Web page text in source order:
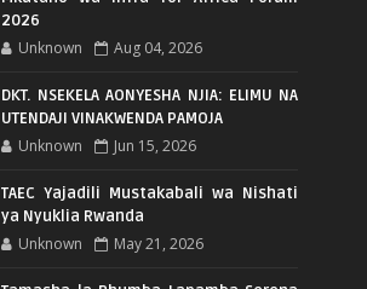
2026
Unknown Aug 04, 2026
DKT. NSEKELA AONYESHA NJIA: ELIMU NA
UTENDAJI VINAKWENDA PAMOJA
Unknown Jun 15, 2026
TAEC Yajadili Mustakabali wa Nishati
ya Nyuklia Rwanda
Unknown May 21, 2026